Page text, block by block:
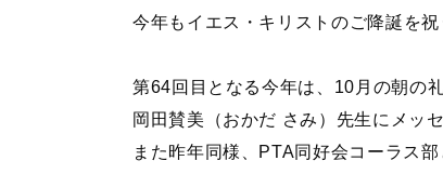
今年もイエス・キリストのご降誕を
第64回目となる今年は、10月の朝の
岡田賛美（おかだ さみ）先生にメッ
また昨年同様、PTA同好会コーラス